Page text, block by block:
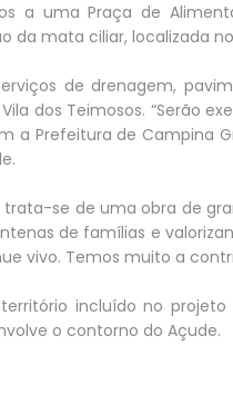
a uma Praça de
da mata ciliar, localizada
de drenagem,
dos Teimosos. “Serão
a Prefeitura de Campina
trata-se de uma obra de
de famílias e
vivo. Temos muito a
território incluído no
o contorno do Açude.